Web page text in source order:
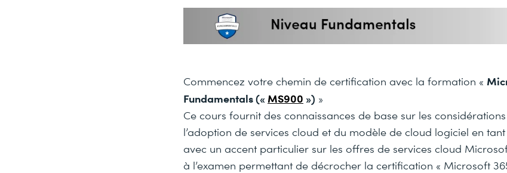
Commencez votre chemin de certification avec la formation «
Fundamentals («MS900 ») »
Ce cours fournit des connaissances de base sur les
l’adoption de services cloud et du modèle de cloud logiciel en
avec un accent particulier sur les offres de services cloud
à l’examen permettant de décrocher la certification « Microsoft